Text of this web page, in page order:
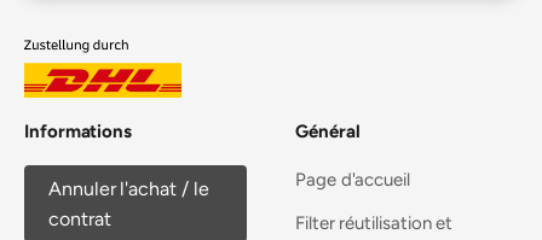
Informations
Annuler l'achat / le
contrat
Général
Page d'accueil
Filter réutilisation et